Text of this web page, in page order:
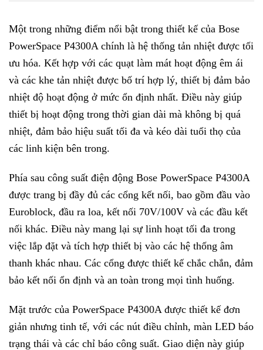
Một trong những điểm nổi bật trong thiết kế của Bose
PowerSpace P4300A chính là hệ thống tản nhiệt được tối
ưu hóa. Kết hợp với các quạt làm mát hoạt động êm ái
và các khe tản nhiệt được bố trí hợp lý, thiết bị đảm bảo
nhiệt độ hoạt động ở mức ổn định nhất. Điều này giúp
thiết bị hoạt động trong thời gian dài mà không bị quá
nhiệt, đảm bảo hiệu suất tối đa và kéo dài tuổi thọ của
các linh kiện bên trong.
Phía sau công suất điện động Bose PowerSpace P4300A
được trang bị đầy đủ các cổng kết nối, bao gồm đầu vào
Euroblock, đầu ra loa, kết nối 70V/100V và các đầu kết
nối khác. Điều này mang lại sự linh hoạt tối đa trong
việc lắp đặt và tích hợp thiết bị vào các hệ thống âm
thanh khác nhau. Các cổng được thiết kế chắc chắn, đảm
bảo kết nối ổn định và an toàn trong mọi tình huống.
Mặt trước của PowerSpace P4300A được thiết kế đơn
giản nhưng tinh tế, với các nút điều chỉnh, màn LED báo
trạng thái và các chỉ báo công suất. Giao diện này giúp